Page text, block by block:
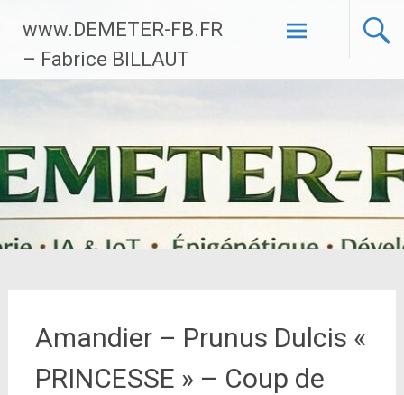
contenu
principal
www.DEMETER-FB.FR
– Fabrice BILLAUT
Amandier – Prunus Dulcis «
PRINCESSE » – Coup de